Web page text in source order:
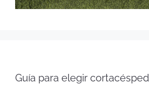
Guía para elegir cortacésped